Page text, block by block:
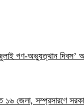
গণ-অভ্যুত্থান দিবস’
১৬ জেলা, সম্প্রসারণে